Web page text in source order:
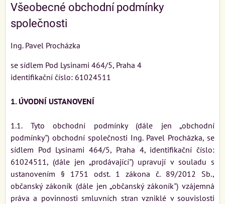
Všeobecné obchodní podmínky
společnosti
Ing. Pavel Procházka
se sídlem Pod Lysinami 464/5, Praha 4
identifikační číslo: 61024511
1. ÚVODNÍ USTANOVENÍ
1.1. Tyto obchodní podmínky (dále jen „obchodní
podmínky") obchodní společnosti Ing. Pavel Procházka, se
sídlem Pod Lysinami 464/5, Praha 4, identifikační číslo:
61024511, (dále jen „prodávající") upravují v souladu s
ustanovením § 1751 odst. 1 zákona č. 89/2012 Sb.,
občanský zákoník (dále jen „občanský zákoník") vzájemná
práva a povinnosti smluvních stran vzniklé v souvislosti